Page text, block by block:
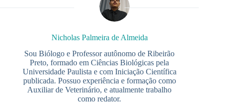
Nicholas Palmeira de Almeida
Sou Biólogo e Professor autônomo de Ribeirão
Preto, formado em Ciências Biológicas pela
Universidade Paulista e com Iniciação Científica
publicada. Possuo experiência e formação como
Auxiliar de Veterinário, e atualmente trabalho
como redator.